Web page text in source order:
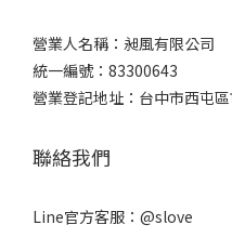
營業人名稱：昶風有限公司
統一編號：83300643
營業登記地址：台中市西屯
聯絡我們
Line官方客服： @slove